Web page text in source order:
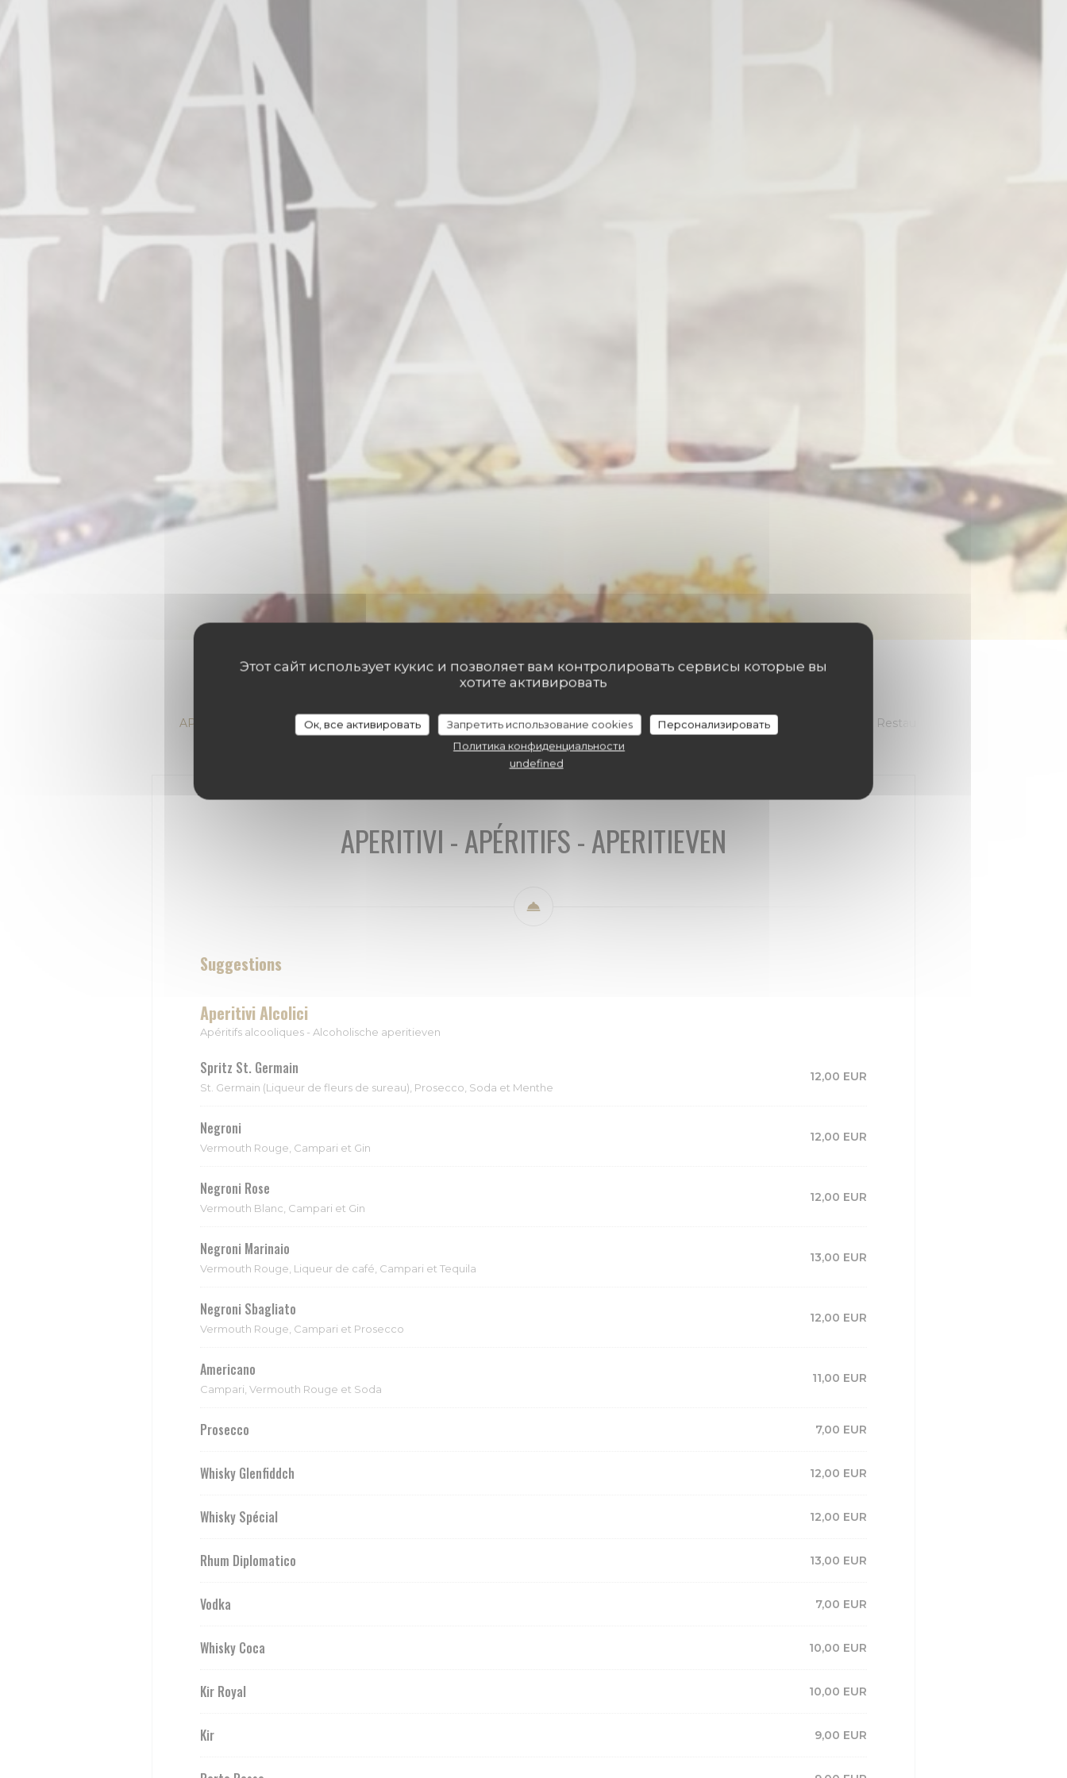
Этот сайт использует кукис и позволяет вам контролировать сервисы которые вы
хотите активировать
Ок, все активировать Запретить использование cookies
Персонализировать
Политика конфиденциальности
undefined
APERITIVI - APÉRITIFS - APERITIEVEN Menu Suggestions Août 2026 CARTE DE VINS CARTE DE DESSERT Menu Restaurant
APERITIVI - APÉRITIFS - APERITIEVEN
Suggestions
Aperitivi Alcolici
Apéritifs alcooliques - Alcoholische aperitieven
Spritz St. Germain
St. Germain (Liqueur de fleurs de sureau), Prosecco, Soda et Menthe
12,00 EUR
Negroni
Vermouth Rouge, Campari et Gin
12,00 EUR
Negroni Rose
Vermouth Blanc, Campari et Gin
12,00 EUR
Negroni Marinaio
Vermouth Rouge, Liqueur de café, Campari et Tequila
13,00 EUR
Negroni Sbagliato
Vermouth Rouge, Campari et Prosecco
12,00 EUR
Americano
Campari, Vermouth Rouge et Soda
11,00 EUR
Prosecco 7,00 EUR
Whisky Glenfiddch 12,00 EUR
Whisky Spécial 12,00 EUR
Rhum Diplomatico 13,00 EUR
Vodka 7,00 EUR
Whisky Coca 10,00 EUR
Kir Royal 10,00 EUR
Kir 9,00 EUR